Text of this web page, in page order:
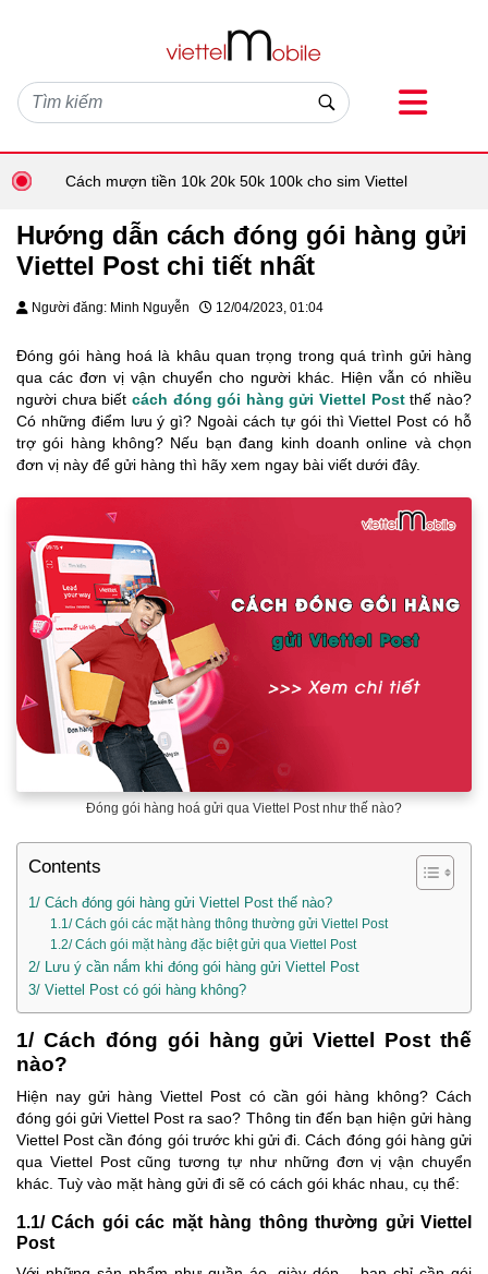
Cách mượn tiền 10k 20k 50k 100k cho sim Viettel
Hướng dẫn cách đóng gói hàng gửi
Viettel Post chi tiết nhất
Người đăng: Minh Nguyễn 12/04/2023, 01:04
Đóng gói hàng hoá là khâu quan trọng trong quá trình gửi hàng
qua các đơn vị vận chuyển cho người khác. Hiện vẫn có nhiều
người chưa biết cách đóng gói hàng gửi Viettel Postthế nào?
Có những điểm lưu ý gì? Ngoài cách tự gói thì Viettel Post có hỗ
trợ gói hàng không? Nếu bạn đang kinh doanh online và chọn
đơn vị này để gửi hàng thì hãy xem ngay bài viết dưới đây.
Đóng gói hàng hoá gửi qua Viettel Post như thế nào?
Contents
1/ Cách đóng gói hàng gửi Viettel Post thế nào?
1.1/ Cách gói các mặt hàng thông thường gửi Viettel Post
1.2/ Cách gói mặt hàng đặc biệt gửi qua Viettel Post
2/ Lưu ý cần nắm khi đóng gói hàng gửi Viettel Post
3/ Viettel Post có gói hàng không?
1/ Cách đóng gói hàng gửi Viettel Post thế
nào?
Hiện nay gửi hàng Viettel Post có cần gói hàng không? Cách
đóng gói gửi Viettel Post ra sao? Thông tin đến bạn hiện gửi hàng
Viettel Post cần đóng gói trước khi gửi đi. Cách đóng gói hàng gửi
qua Viettel Post cũng tương tự như những đơn vị vận chuyển
khác. Tuỳ vào mặt hàng gửi đi sẽ có cách gói khác nhau, cụ thể:
1.1/ Cách gói các mặt hàng thông thường gửi Viettel
Post